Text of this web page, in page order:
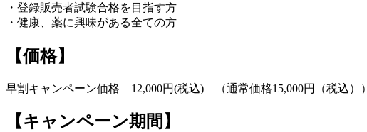
・登録販売者試験合格を目指す方
・健康、薬に興味がある全ての方
【価格】
早割キャンペーン価格 12,000円(税込) （通常価格15,000円（税込））
【キャンペーン期間】